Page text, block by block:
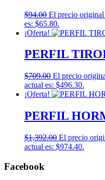
$94.00 El precio original
es: $65.80.
¡Oferta!
PERFIL
$709.00 El precio
actual es: $496.30.
¡Oferta!
PERFIL
$1,392.00 El precio
actual es: $974.40.
Facebook